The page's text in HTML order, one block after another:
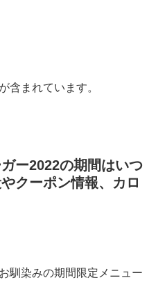
含まれています。
ー2022の期間はいつ
クーポン情報、カロ
馴染みの期間限定メニュー